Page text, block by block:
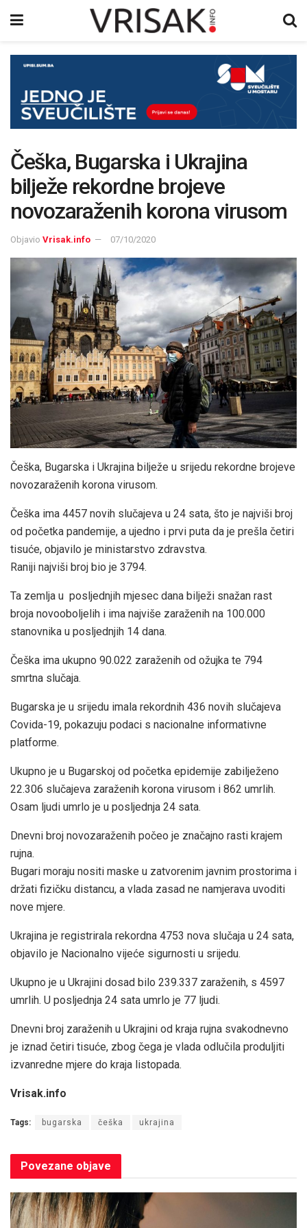
Češka, Bugarska i Ukrajina
bilježe rekordne brojeve
novozaraženih korona virusom
Objavio Vrisak.info 07/10/2020
Češka, Bugarska i Ukrajina bilježe u srijedu rekordne brojeve
novozaraženih korona virusom.
Češka ima 4457 novih slučajeva u 24 sata, što je najviši broj
od početka pandemije, a ujedno i prvi puta da je prešla četiri
tisuće, objavilo je ministarstvo zdravstva.
Raniji najviši broj bio je 3794.
Ta zemlja u posljednjih mjesec dana bilježi snažan rast
broja novooboljelih i ima najviše zaraženih na 100.000
stanovnika u posljednjih 14 dana.
Češka ima ukupno 90.022 zaraženih od ožujka te 794
smrtna slučaja.
Bugarska je u srijedu imala rekordnih 436 novih slučajeva
Covida-19, pokazuju podaci s nacionalne informativne
platforme.
Ukupno je u Bugarskoj od početka epidemije zabilježeno
22.306 slučajeva zaraženih korona virusom i 862 umrlih.
Osam ljudi umrlo je u posljednja 24 sata.
Dnevni broj novozaraženih počeo je značajno rasti krajem
rujna.
Bugari moraju nositi maske u zatvorenim javnim prostorima i
držati fizičku distancu, a vlada zasad ne namjerava uvoditi
nove mjere.
Ukrajina je registrirala rekordna 4753 nova slučaja u 24 sata,
objavilo je Nacionalno vijeće sigurnosti u srijedu.
Ukupno je u Ukrajini dosad bilo 239.337 zaraženih, s 4597
umrlih. U posljednja 24 sata umrlo je 77 ljudi.
Dnevni broj zaraženih u Ukrajini od kraja rujna svakodnevno
je iznad četiri tisuće, zbog čega je vlada odlučila produljiti
izvanredne mjere do kraja listopada.
Vrisak.info
Tags: bugarska češka ukrajina
Povezane objave